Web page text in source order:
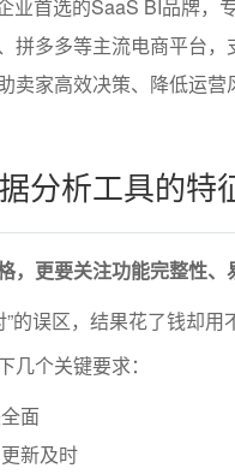
业首选的SaaS BI品牌，
拼多多等主流电商平台
家高效决策、降低运营
分析工具的特
，更要关注功能完整性
的误区，结果花了钱却用
个关键要求：
面
新及时